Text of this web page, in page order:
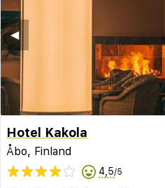
◀︎
Hotel Kakola
Åbo, Finland
4,5/5